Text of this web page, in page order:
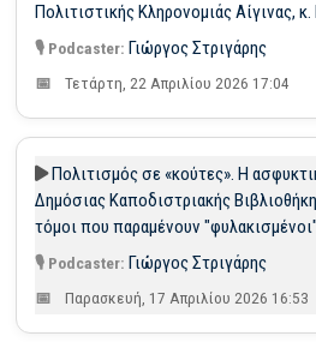
Πολιτιστικής Κληρονομιάς Αίγινας,
Γιώργος Στριγάρης
Τετάρτη, 22 Απριλίου 2026 17:04
Πολιτισμός σε «κούτες». Η
Δημόσιας Καποδιστριακής
τόμοι που παραμένουν
Γιώργος Στριγάρης
Παρασκευή, 17 Απριλίου 2026 16:53